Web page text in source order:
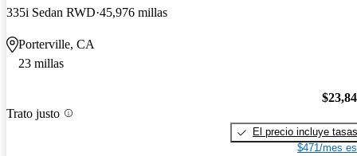
335i Sedan RWD 45,976 millas
Porterville, CA
23 millas
Trato justo
El precio incluye tasas
$471/mes